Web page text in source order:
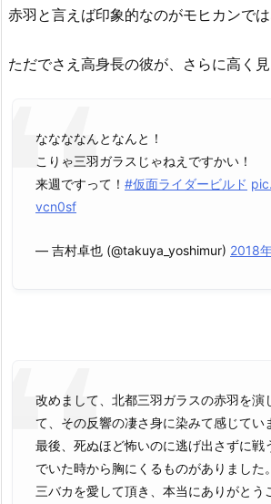
赤羽と言えば印象的なのがモヒカンで
ただでさえ高身長の彼が、さらに高く見
ななななんとなんと！
こりゃ三羽ガラスじゃねえですかい！
来週ですって！ #仮面ライダービルド
vcn0sf
— 吉村卓也 (@takuya_yoshimur) 2018
改めまして、北都三羽ガラスの赤羽を演
て、その反響の凄さ身に染みて感じてい
最後、死ぬほど怖いのに逃げ出さずに戦
でいた時から胸にくるものがありました。
三バカを愛して頂き、本当にありがとう